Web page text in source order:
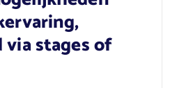
stages of